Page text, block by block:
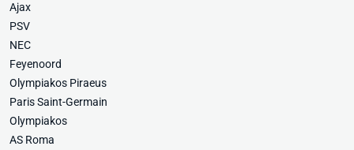
Ajax
PSV
NEC
Feyenoord
Olympiakos Piraeus
Paris Saint-Germain
Olympiakos
AS Roma